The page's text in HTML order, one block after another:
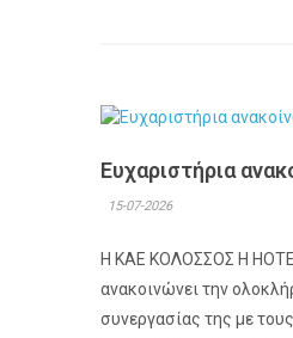
Ευχαριστήρια
15-07-2026
Η ΚΑΕ ΚΟΛΟΣΣΟΣ H
ανακοινώνει την
συνεργασίας της με